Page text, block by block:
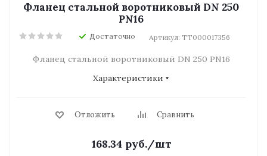
Фланец стальной воротниковый DN 250
PN16
Достаточно Артикул: ТТ000017356
Фланец стальной воротниковый DN 250 PN16
Характеристики
Отложить Сравнить
168.34руб./шт